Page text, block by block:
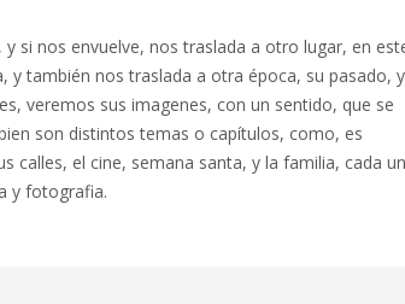
si nos envuelve, nos traslada a otro lugar, en
y también nos traslada a otra época, su pasado, y
veremos sus imagenes, con un sentido, que se
son distintos temas o capítulos, como, es
calles, el cine, semana santa, y la familia, cada
y fotografia.